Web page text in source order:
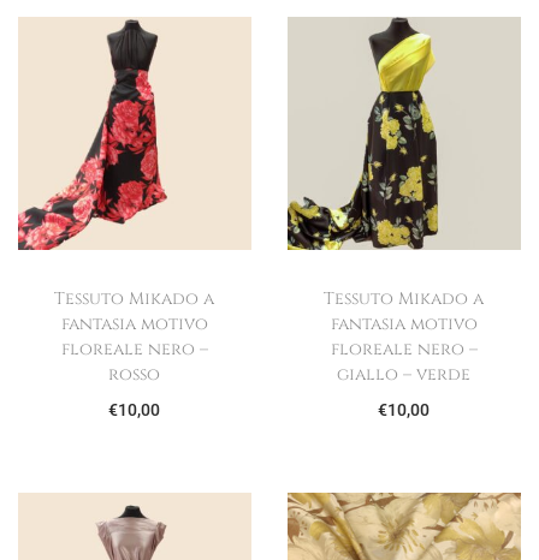
Tessuto Mikado a
fantasia motivo
floreale nero –
rosso
€10,00
Tessuto Mikado a
fantasia motivo
floreale nero –
giallo – verde
€10,00